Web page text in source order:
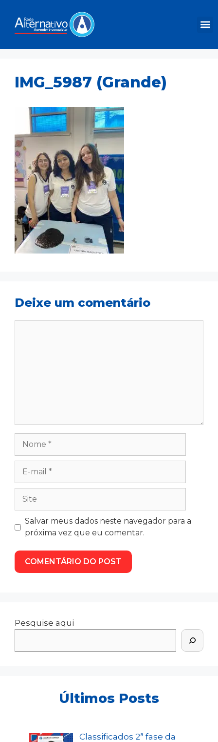
IMG_5987 (Grande)
Deixe um comentário
Salvar meus dados neste navegador para a
próxima vez que eu comentar.
Pesquise aqui
Últimos Posts
Classificados 2ª fase da